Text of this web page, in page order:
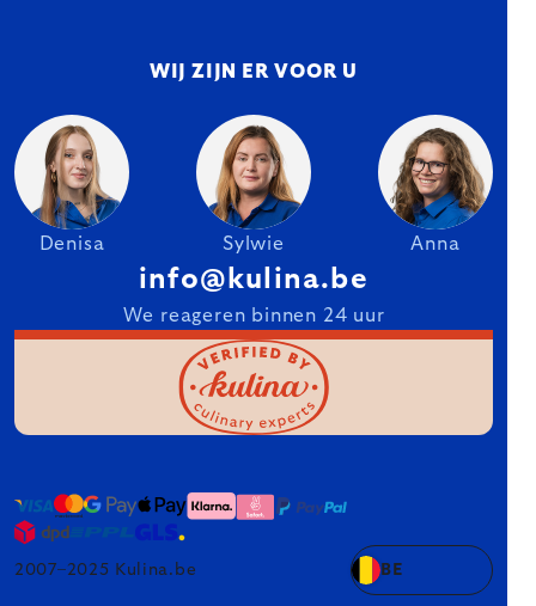
WIJ ZIJN ER VOOR U
Denisa Sylwie Anna
info@kulina.be
We reageren binnen 24 uur
2007–2025 Kulina.be BE